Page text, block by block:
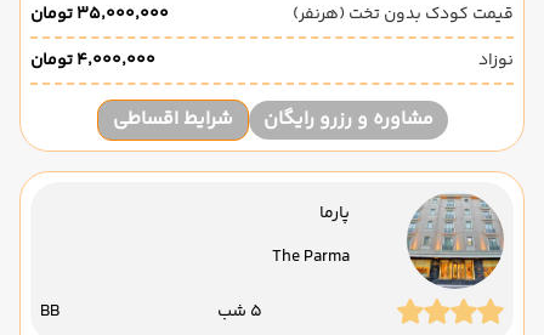
قیمت کودک بدون تخت (هرنفر)
۳۵٬۰۰۰٬۰۰۰ تومان
نوزاد
۴٬۰۰۰٬۰۰۰ تومان
مشاوره و رزرو رایگان شرایط اقساطی
پارما
The Parma
5 شب BB